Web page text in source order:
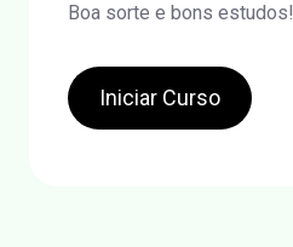
Boa sorte e bons estudos!
Iniciar Curso